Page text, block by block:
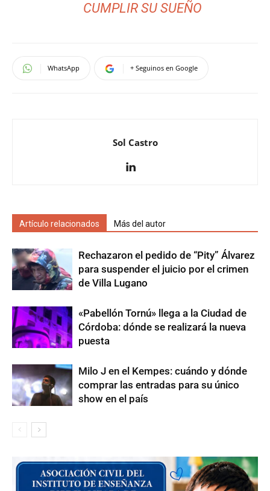
CUMPLIR SU SUEÑO
WhatsApp + Seguinos en Google
Sol Castro
Artículo relacionados Más del autor
Rechazaron el pedido de “Pity” Álvarez
para suspender el juicio por el crimen
de Villa Lugano
«Pabellón Tornú» llega a la Ciudad de
Córdoba: dónde se realizará la nueva
puesta
Milo J en el Kempes: cuándo y dónde
comprar las entradas para su único
show en el país